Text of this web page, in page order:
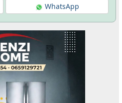
WhatsApp